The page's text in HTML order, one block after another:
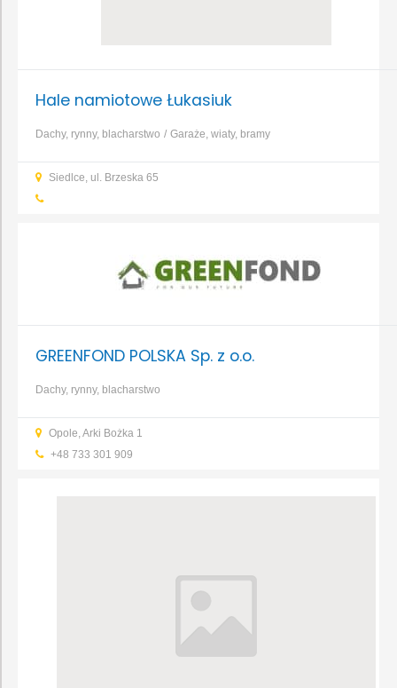
Hale namiotowe Łukasiuk
Dachy, rynny, blacharstwo
Garaże, wiaty, bramy
Siedlce, ul. Brzeska 65
GREENFOND POLSKA Sp. z o.o.
Dachy, rynny, blacharstwo
Opole, Arki Bożka 1
+48 733 301 909